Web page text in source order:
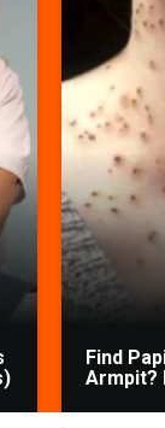
Find
Armpit?